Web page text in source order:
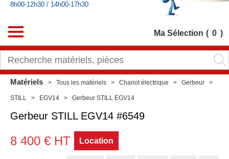
8h00-12h30 / 14h00-17h30
Ma Sélection 0
Matériels Tous les matériels Chariot électrique Gerbeur
STILL EGV14 Gerbeur STILL EGV14
Gerbeur STILL EGV14 #6549
8 400 € HT Location